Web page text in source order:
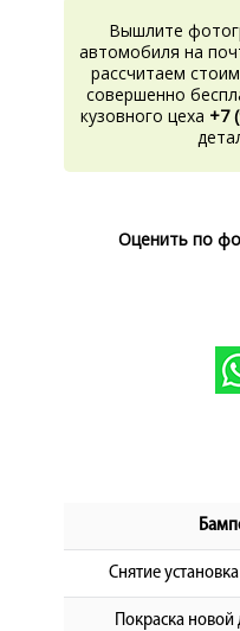
О
Вышлите
автомобиля на
рассчитаем
совершенно
кузовного цеха +7
Оценить по
Снятие
Покраска новой